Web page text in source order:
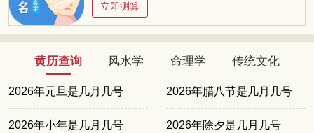
立即测算
黄历查询 风水学 命理学 传统文化
2026年元旦是几月几号 2026年腊八节是几月几号
2026年小年是几月几号 2026年除夕是几月几号